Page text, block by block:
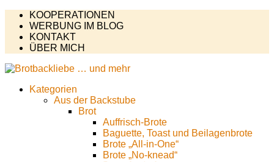
KOOPERATIONEN
WERBUNG IM BLOG
KONTAKT
ÜBER MICH
Kategorien
Aus der Backstube
Brot
Auffrisch-Brote
Baguette, Toast und Beilagenbrote
Brote „All-in-One“
Brote „No-knead“